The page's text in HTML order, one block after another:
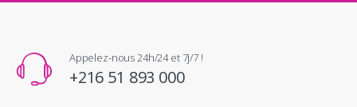
Appelez-nous 24h/24 et 7j/7 !
+216 51 893 000